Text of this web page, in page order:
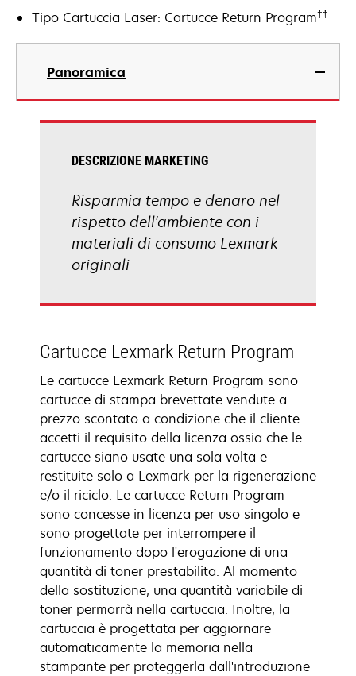
Tipo Cartuccia Laser: Cartucce Return Program††
Panoramica
DESCRIZIONE MARKETING
Risparmia tempo e denaro nel
rispetto dell'ambiente con i
materiali di consumo Lexmark
originali
Cartucce Lexmark Return Program
Le cartucce Lexmark Return Program sono
cartucce di stampa brevettate vendute a
prezzo scontato a condizione che il cliente
accetti il requisito della licenza ossia che le
cartucce siano usate una sola volta e
restituite solo a Lexmark per la rigenerazione
e/o il riciclo. Le cartucce Return Program
sono concesse in licenza per uso singolo e
sono progettate per interrompere il
funzionamento dopo l'erogazione di una
quantità di toner prestabilita. Al momento
della sostituzione, una quantità variabile di
toner permarrà nella cartuccia. Inoltre, la
cartuccia è progettata per aggiornare
automaticamente la memoria nella
stampante per proteggerla dall'introduzione